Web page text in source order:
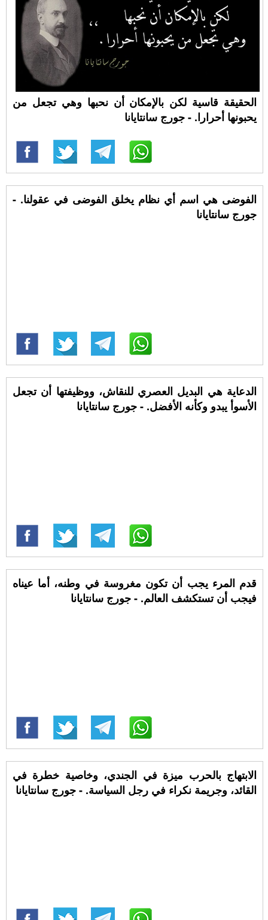
الحقيقة قاسية لكن بالإمكان أن نحبها وهي تجعل من
يحبونها أحرارا. - جورج سانتايانا
الفوضى هي اسم أي نظام يخلق الفوضى في عقولنا. -
جورج سانتايانا
الدعاية هي البديل العصري للنقاش، ووظيفتها أن تجعل
الأسوأ يبدو وكأنه الأفضل. - جورج سانتايانا
قدم المرء يجب أن تكون مغروسة في وطنه، أما عيناه
فيجب أن تستكشف العالم. - جورج سانتايانا
الابتهاج بالحرب ميزة في الجندي، وخاصية خطرة في
القائد، وجريمة نكراء في رجل السياسة. - جورج سانتايانا